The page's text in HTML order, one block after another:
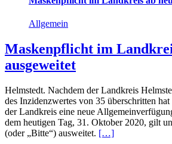
Allgemein
Maskenpflicht im
ausgeweitet
Helmstedt. Nachdem der Landkreis
des Inzidenzwertes von 35 überschritten
der Landkreis eine neue
dem heutigen Tag, 31. Oktober 2020, gilt
(oder „Bitte“) ausweitet. […]